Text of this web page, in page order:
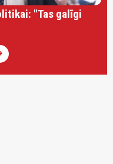
"Tas galīgi